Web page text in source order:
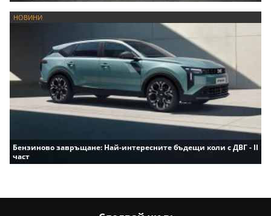
НОВИНИ
Бензиново завръщане: Най-интересните бъдещи коли с ДВГ - II
част